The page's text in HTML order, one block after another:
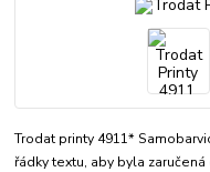
Trodat printy 4911*
řádky textu, aby byla